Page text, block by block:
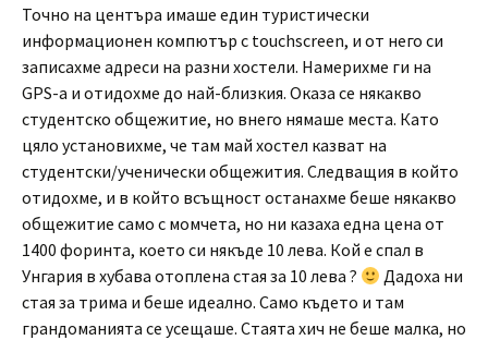
Точно на центъра имаше един туристически
информационен компютър с touchscreen, и от него си
записахме адреси на разни хостели. Намерихме ги на
GPS-а и отидохме до най-близкия. Оказа се някакво
студентско общежитие, но внего нямаше места. Като
цяло установихме, че там май хостел казват на
студентски/ученически общежития. Следващия в който
отидохме, и в който всъщност останахме беше някакво
общежитие само с момчета, но ни казаха една цена от
1400 форинта, което си някъде 10 лева. Кой е спал в
Унгария в хубава отоплена стая за 10 лева ?
Дадоха ни
стая за трима и беше идеално. Само където и там
грандоманията се усещаше. Стаята хич не беше малка, но